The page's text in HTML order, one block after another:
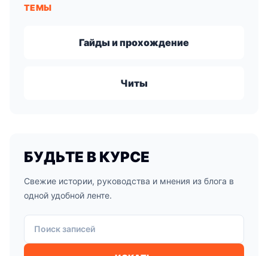
ТЕМЫ
Гайды и прохождение
Читы
БУДЬТЕ В КУРСЕ
Свежие истории, руководства и мнения из блога в
одной удобной ленте.
Поиск записей